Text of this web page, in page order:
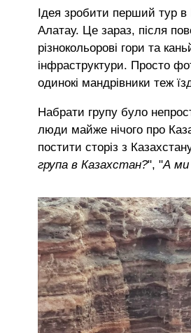
Ідея зробити перший тур в
Алатау. Це зараз, після
різнокольорові гори та
інфраструктури. Просто
одинокі мандрівники теж
Набрати групу було
люди майже нічого про
постити сторіз з
група в Казахстан?", "А ми